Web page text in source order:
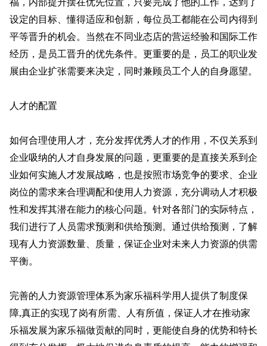
福，内部提升摆在优先位置，只要完成了他的工作，达到了
设定的目标、懂得适应和创新，每位员工都能在公司内得到
平等晋升的机会。当然在不同业态店的营运经验和国际工作
经历，是员工晋升的优先条件。更重要的是，员工的职业发
展由企业扩张需要来决定，同时兼顾员工个人的自身愿望。
人才的配置
如何合理使用人才，充分发挥优秀人才的作用，不仅关系到
企业吸纳的人才自身发展的问题，更重要的是直接关系到企
业如何实施人才发展战略，也是按照市场竞争的要求、企业
岗位的需求来合理调配和使用人力资源，充分调动人才积极
性和发挥其潜在能力的核心问题。针对各部门的实际特点，
我们进行了人员需求预测和供给预测。通过供给预测，了解
现有人力资源数量、质量，保证企业对未来人力资源的供需
平衡。
完善的人力资源管理体系为家乐福科学用人提供了制度保
障,真正的实现了岗有所需、人有所值，保证人才在推动家
乐福发展为家乐福做贡献的同时，更能使自身的优势和特长